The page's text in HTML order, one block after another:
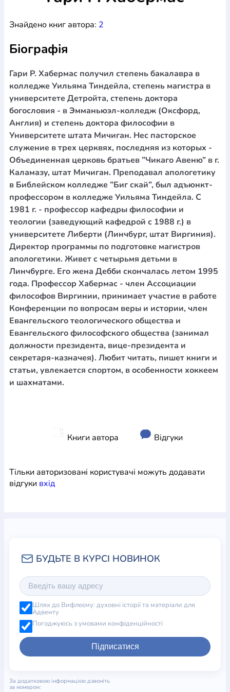
Богослов`я Шлюб і сім`я Юдаїзм
ПеріодикаАудіо Ручки кулькові
БлокнотиЩоденники / щотижневики
Навчальні мапи Шкіряні виробиМагнітиМеталеві
виробиМіні-лампи Наклейки Настільні ігриПакети
подарунковіПлакатиПластмасові виробиХустки
Подарункові картки Розвиваючі ігри Репринти Свічки
Зошити
Фотокартини Чохли на Библії
Головні убори
Календарі
Канцелярскі товари
Комп`ютерні ігри
ЛистівкиСувенирна продукціяГодинники Пазли
Книга в комплекті
За додатковою інформацією дзвоніть за номером:+38
(097) 880-6379
Ми у Facebook
Знайдено книг автора: 2
Біографія
Гари Р. Хабермас получил степень бакалавра в
колледже Уильяма Тиндейла, степень магистра в
университете Детройта, степень доктора
богословия - в Эмманьюэл-колледж (Оксфорд,
Англия) и степень доктора философии в
Университете штата Мичиган. Нес пасторское
служение в трех церквях, последняя из которых -
Объединенная церковь братьев ”Чикаго Авеню” в г.
Каламазу, штат Мичиган. Преподавал апологетику
в Библейском колледже ”Биг скай”, был адъюнкт-
профессором в колледже Уильяма Тиндейла. С
1981 г. - профессор кафедры философии и
теологии (заведующий кафедрой с 1988 г.) в
университете Либерти (Линчбург, штат Виргиния).
Директор программы по подготовке магистров
апологетики. Живет с четырьмя детьми в
Линчбурге. Его жена Дебби скончалась летом 1995
года. Профессор Хабермас - член Ассоциации
философов Виргинии, принимает участие в работе
Конференции по вопросам веры и истории, член
Евангельского теологического общества и
Евангельского философского общества (занимал
должности президента, вице-президента и
секретаря-казначея). Любит читать, пишет книги и
статьи, увлекается спортом, в особенности хоккеем
и шахматами.
Книги автора Відгуки
Тільки авторизовані користувачі можуть додавати
відгуки вхiд
Шлях до Вифлеєму: духовні історії та матеріали для
Адвенту
Погоджуюсь з умовами конфіденційності
Підписатися
За додатковою інформацією дзвоніть
за номером: